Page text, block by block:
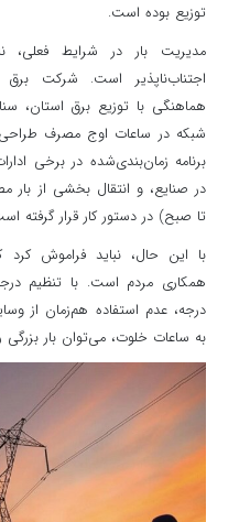
توزیع بوده است.
مدیریت بار در شرایط فعلی،
اجتناب‌ناپذیر است. شرکت
هماهنگی با توزیع برق استان،
شبکه در ساعات اوج مصرف طراحی
برنامه زمان‌بندی‌شده در برخی
در صنایع، و انتقال بخشی از
تا صبح) در دستور کار قرار گرفته
با این حال، نباید فراموش
درجه، عدم استفاده هم‌زمان از
به ساعات خلوت، می‌توان بار